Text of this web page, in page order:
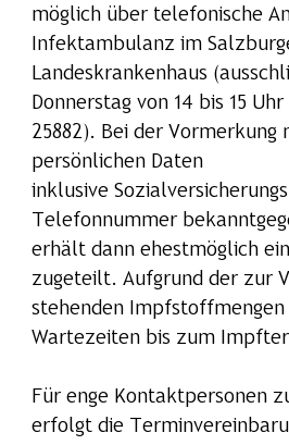
möglich über telefonische
Infektambulanz im
Landeskrankenhaus
Donnerstag von 14 bis 15
25882). Bei der Vormerkung
persönlichen Daten
inklusive
Telefonnummer
erhält dann ehestmöglich
zugeteilt. Aufgrund der zur
stehenden
Wartezeiten bis zum
Für enge Kontaktpersonen
erfolgt die